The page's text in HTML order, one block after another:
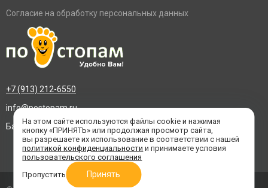
Согласие на обработку персональных данных
+7 (913) 212-6550
info@postopam.ru
Барнаул, пр. Социалистический 109, оф.455
На этом сайте используются файлы cookie и нажимая
кнопку «ПРИНЯТЬ» или продолжая просмотр сайта,
вы разрешаете их использование в соответствии с нашей
политикой конфиденциальности и принимаете условия
пользовательского соглашения
Пропустить
Принять